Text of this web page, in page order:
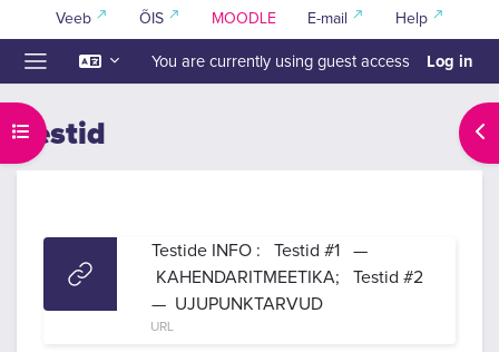
Skip to main content
Veeb ÕIS MOODLE E-mail Help
Side panel
You are currently using guest access Log in
Open course index
Testid
Section outline
Testide INFO : Testid #1 —
KAHENDARITMEETIKA; Testid #2
— UJUPUNKTARVUD
URL